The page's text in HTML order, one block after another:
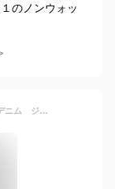
のノンウォッ
A.P.C. デニムパンツ D-TK447 リジッドデニム ジーンズ ジーパン Gパン 無地 ストレート ボタンフライ 日本製 古着